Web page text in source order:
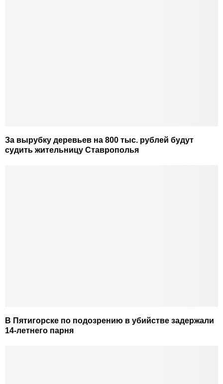
За вырубку деревьев на 800 тыс. рублей будут
судить жительницу Ставрополья
В Пятигорске по подозрению в убийстве задержали
14-летнего парня